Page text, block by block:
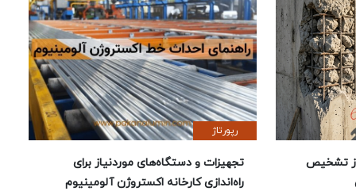
تشخیص
رپورتاژ
تجهیزات و دستگاه‌های موردنیاز برای
راه‌اندازی کارخانه اکستروژن آلومینیوم